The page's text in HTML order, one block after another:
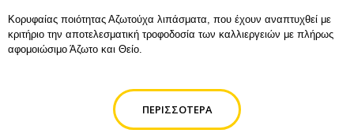
Κορυφαίας ποιότητας Αζωτούχα λιπάσματα, που έχουν αναπτυχθεί με
κριτήριο την αποτελεσματική τροφοδοσία των καλλιεργειών με πλήρως
αφομοιώσιμο Άζωτο και Θείο.
ΠΕΡΙΣΣΌΤΕΡΑ